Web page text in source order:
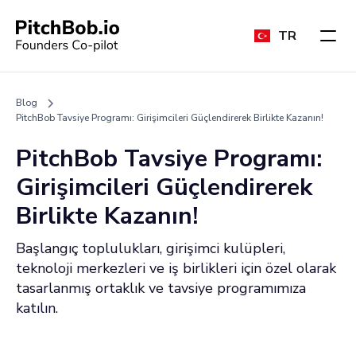
TR
Blog
PitchBob Tavsiye Programı: Girişimcileri Güçlendirerek Birlikte Kazanın!
PitchBob Tavsiye Programı:
Girişimcileri Güçlendirerek
Birlikte Kazanın!
Başlangıç toplulukları, girişimci kulüpleri,
teknoloji merkezleri ve iş birlikleri için özel olarak
tasarlanmış ortaklık ve tavsiye programımıza
katılın.